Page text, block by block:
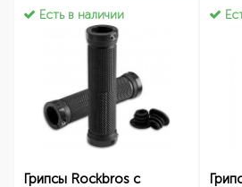
Есть в наличии
Грипсы Rockbros с